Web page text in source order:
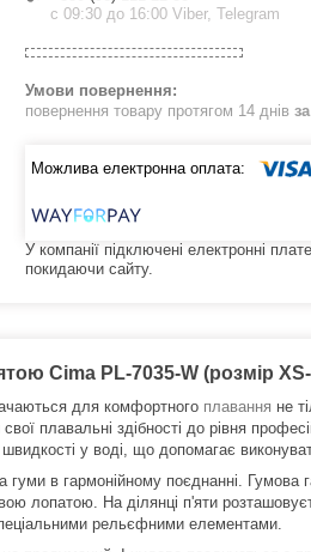
с 09:30 до 16:00 Viber, Telegram
повернення товару протягом 14 днів
У компанії підключені електронні
покидаючи сайту.
Cima PL-7035-W (розмір
для комфортного плавання не
плавальні здібності до рівня
у воді, що допомагає
гуми в гармонійному поєднанні.
Гумова
лопатою.
На ділянці п'яти
рельєфними елементами.